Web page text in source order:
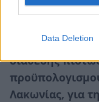
Data Deletion
21. Έγκριση
Συμβουλίου,
διάθεσης
Λακωνίας, για